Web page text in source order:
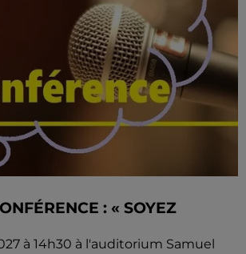
: « SOYEZ
à 14h30 à l'auditorium Samuel